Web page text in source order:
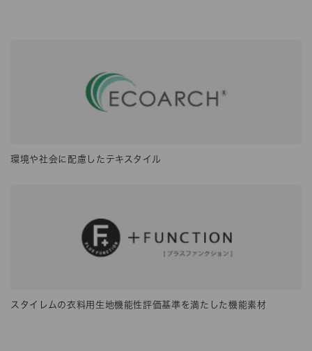
環境や社会に配慮したテキスタイル
スタイレムの衣料用生地機能性評価基準を満たした機能素材